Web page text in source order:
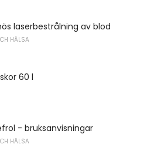
laserbestrålning av blod
HÄLSA
60 l
- bruksanvisningar
HÄLSA